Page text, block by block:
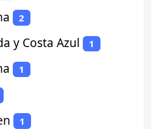
2
y Costa Azul 1
1
1